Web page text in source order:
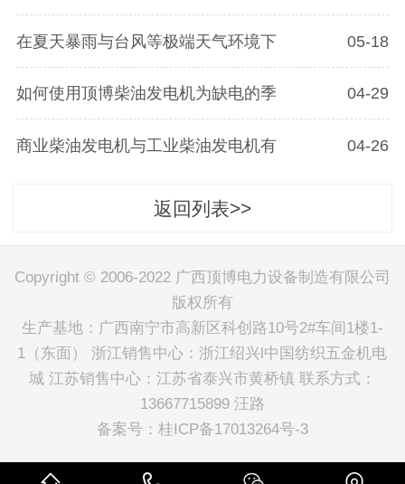
在夏天暴雨与台风等极端天气环境下 05-18
如何使用顶博柴油发电机为缺电的季 04-29
商业柴油发电机与工业柴油发电机有 04-26
返回列表>>
Copyright © 2006-2022 广西顶博电力设备制造有限公司
版权所有
生产基地：广西南宁市高新区科创路10号2#车间1楼1-
1（东面） 浙江销售中心：浙江绍兴l中国纺织五金机电
城 江苏销售中心：江苏省泰兴市黄桥镇 联系方式：
13667715899 汪路
备案号： 桂ICP备17013264号-3